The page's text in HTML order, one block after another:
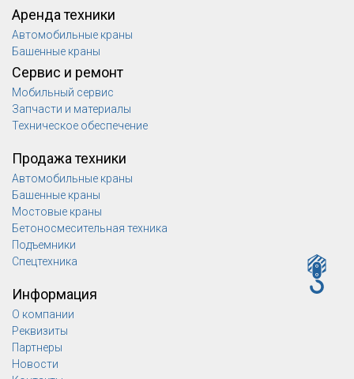
Аренда техники
Автомобильные краны
Башенные краны
Сервис и ремонт
Мобильный сервис
Запчасти и материалы
Техническое обеспечение
Продажа техники
Автомобильные краны
Башенные краны
Мостовые краны
Бетоносмесительная техника
Подъемники
Спецтехника
Информация
О компании
Реквизиты
Партнеры
Новости